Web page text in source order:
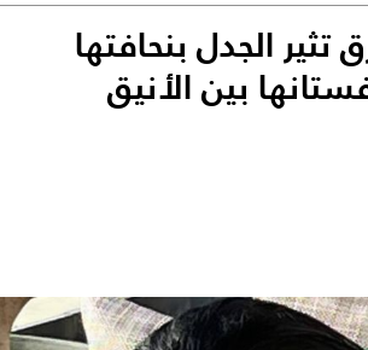
تثير الجدل بنحافتها
بين الأنيق